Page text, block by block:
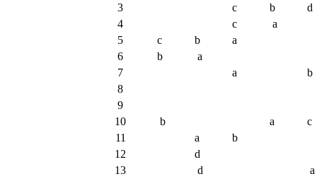
3
c b
d
4
c
a
5
c b
a
6
b
a
7
a
b
8
9
10
b a
c
11
a
b
12
d
13
d
a